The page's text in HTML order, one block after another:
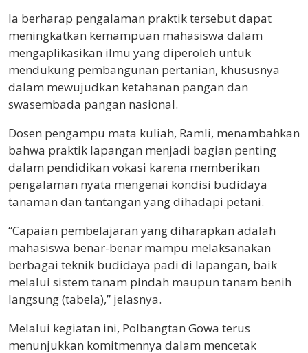
Ia berharap pengalaman praktik tersebut dapat
meningkatkan kemampuan mahasiswa dalam
mengaplikasikan ilmu yang diperoleh untuk
mendukung pembangunan pertanian, khususnya
dalam mewujudkan ketahanan pangan dan
swasembada pangan nasional.
Dosen pengampu mata kuliah, Ramli, menambahkan
bahwa praktik lapangan menjadi bagian penting
dalam pendidikan vokasi karena memberikan
pengalaman nyata mengenai kondisi budidaya
tanaman dan tantangan yang dihadapi petani.
“Capaian pembelajaran yang diharapkan adalah
mahasiswa benar-benar mampu melaksanakan
berbagai teknik budidaya padi di lapangan, baik
melalui sistem tanam pindah maupun tanam benih
langsung (tabela),” jelasnya.
Melalui kegiatan ini, Polbangtan Gowa terus
menunjukkan komitmennya dalam mencetak